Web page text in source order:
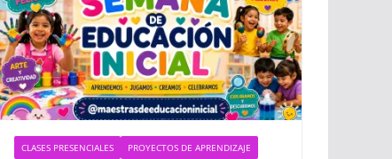
CLASES PRESENCIALES
PROYECTOS DE APRENDIZAJE